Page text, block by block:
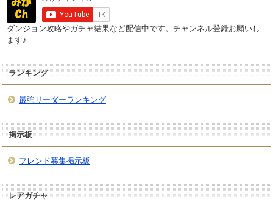
ダンジョン攻略やガチャ結果など配信中です。チャンネル登録お願いし
ます♪
ランキング
最強リーダーランキング
掲示板
フレンド募集掲示板
レアガチャ